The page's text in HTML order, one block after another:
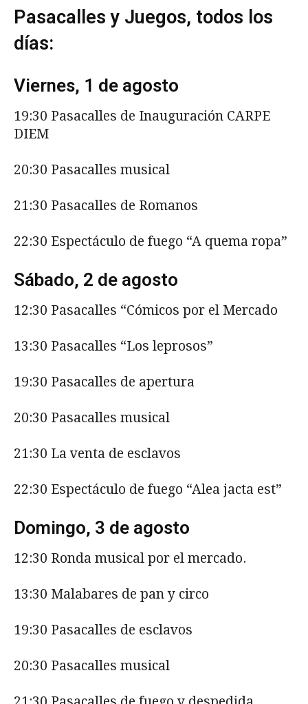
Pasacalles y Juegos, todos los
días:
Viernes, 1 de agosto
19:30 Pasacalles de Inauguración CARPE
DIEM
20:30 Pasacalles musical
21:30 Pasacalles de Romanos
22:30 Espectáculo de fuego “A quema ropa”
Sábado, 2 de agosto
12:30 Pasacalles “Cómicos por el Mercado
13:30 Pasacalles “Los leprosos”
19:30 Pasacalles de apertura
20:30 Pasacalles musical
21:30 La venta de esclavos
22:30 Espectáculo de fuego “Alea jacta est”
Domingo, 3 de agosto
12:30 Ronda musical por el mercado.
13:30 Malabares de pan y circo
19:30 Pasacalles de esclavos
20:30 Pasacalles musical